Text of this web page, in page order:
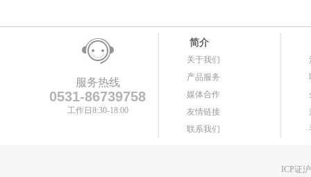
服务热线
0531-86739758
工作日8:30-18:00
简介
关于我们
产品服务
媒体合作
友情链接
联系我们
ICP证